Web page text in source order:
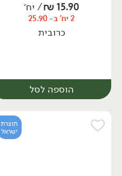
יח׳
15.90
₪/ יח׳
2 יח' ב- 25.90
כרובית
הוספה לסל
תוצרת
ישראל